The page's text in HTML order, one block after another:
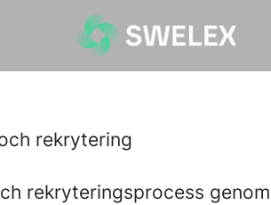
rekrytering
rekryteringsprocess